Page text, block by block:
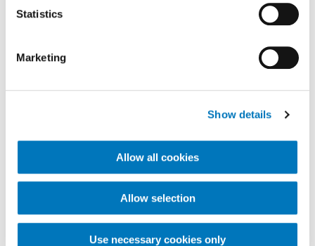
Statistics
Marketing
Show details
Allow all cookies
Allow selection
Use necessary cookies only
Henvisninger
Bandagist både med og uden henvisning.
Kontakt din lokale ForMotion Bandagist
Find din klinik